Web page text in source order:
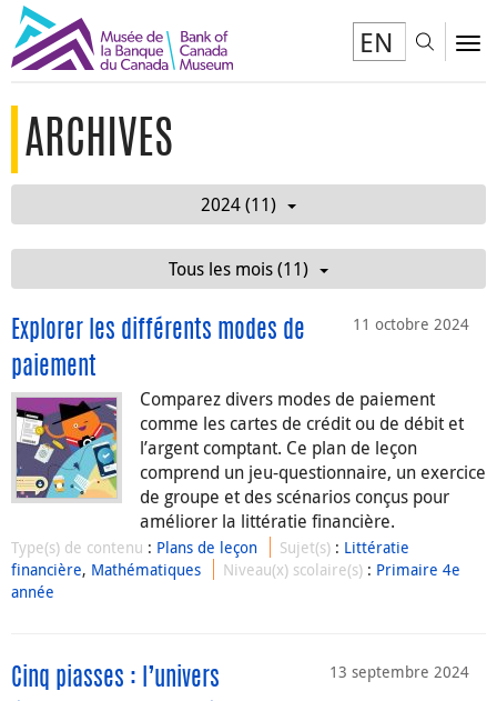
EN
ARCHIVES
2024 (11)
Tous les mois (11)
11 octobre 2024
Explorer les différents modes de
paiement
Comparez divers modes de paiement
comme les cartes de crédit ou de débit et
l’argent comptant. Ce plan de leçon
comprend un jeu-questionnaire, un exercice
de groupe et des scénarios conçus pour
améliorer la littératie financière.
Type(s) de contenu : Plans de leçon Sujet(s) : Littératie
financière, Mathématiques Niveau(x) scolaire(s) : Primaire 4e
année
13 septembre 2024
Cinq piasses : l’univers